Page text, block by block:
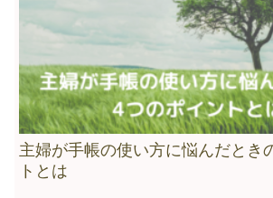
主婦が手帳の使い方に悩んだとき
トとは